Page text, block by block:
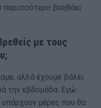
περισσότερο βοηθάει
με τους
αλλά έχουμε βάλει
την εβδομάδα. Εγώ
υπάρχουν μέρες που θα